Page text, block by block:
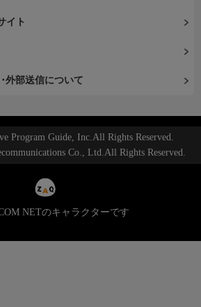
イト
外部送信について
Program Guide, Inc.All Rights Reserved.
Co., Ltd.All Rights Reserved.
NETのキャラクターです